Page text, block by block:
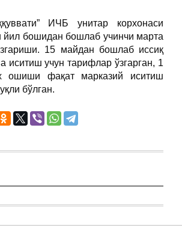
ИЧБ унитар корхонаси
йил бошидан бошлаб учинчи марта
15 майдан бошлаб иссиқ
иситиш учун тарифлар ўзгарган, 1
ошиши фақат марказий иситиш
бўлган.